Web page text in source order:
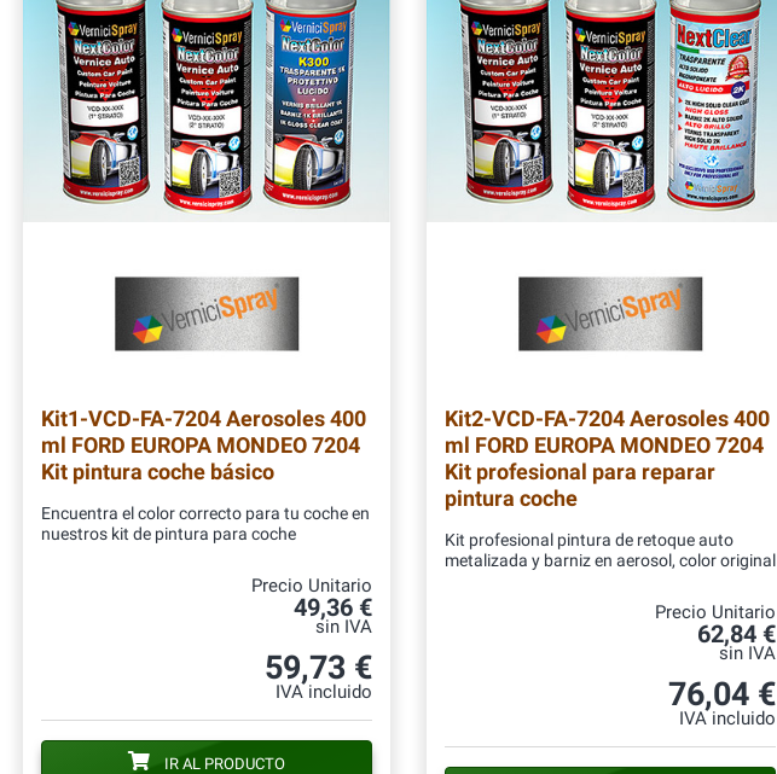
Kit1-VCD-FA-7204Aerosoles 400
ml FORD EUROPA MONDEO 7204
Kit pintura coche básico
Encuentra el color correcto para tu coche en
nuestros kit de pintura para coche
Precio Unitario
49,36 €
sin IVA
59,73 €
IVA incluido
IR AL PRODUCTO
Kit2-VCD-FA-7204Aerosoles 400
ml FORD EUROPA MONDEO 7204
Kit profesional para reparar
pintura coche
Kit profesional pintura de retoque auto
metalizada y barniz en aerosol, color original
Precio Unitario
62,84 €
sin IVA
76,04 €
IVA incluido